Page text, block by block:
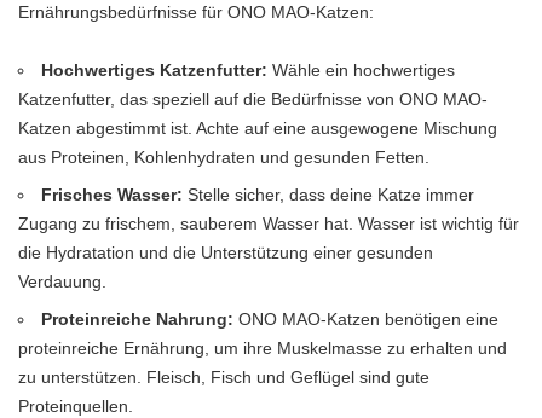
Ernährungsbedürfnisse für ONO MAO-Katzen:
Hochwertiges Katzenfutter: Wähle ein hochwertiges
Katzenfutter, das speziell auf die Bedürfnisse von ONO MAO-
Katzen abgestimmt ist. Achte auf eine ausgewogene Mischung
aus Proteinen, Kohlenhydraten und gesunden Fetten.
Frisches Wasser: Stelle sicher, dass deine Katze immer
Zugang zu frischem, sauberem Wasser hat. Wasser ist wichtig für
die Hydratation und die Unterstützung einer gesunden
Verdauung.
Proteinreiche Nahrung: ONO MAO-Katzen benötigen eine
proteinreiche Ernährung, um ihre Muskelmasse zu erhalten und
zu unterstützen. Fleisch, Fisch und Geflügel sind gute
Proteinquellen.